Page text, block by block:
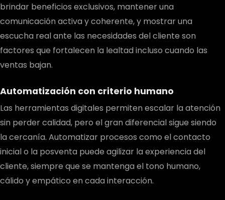
brindar beneficios exclusivos, mantener una
comunicación activa y coherente, y mostrar una
escucha real ante las necesidades del cliente son
factores que fortalecen la lealtad incluso cuando las
ventas bajan.
Automatización con criterio humano
Las herramientas digitales permiten escalar la atención
sin perder calidad, pero el gran diferencial sigue siendo
la cercanía. Automatizar procesos como el contacto
inicial o la posventa puede agilizar la experiencia del
cliente, siempre que se mantenga el tono humano,
cálido y empático en cada interacción.